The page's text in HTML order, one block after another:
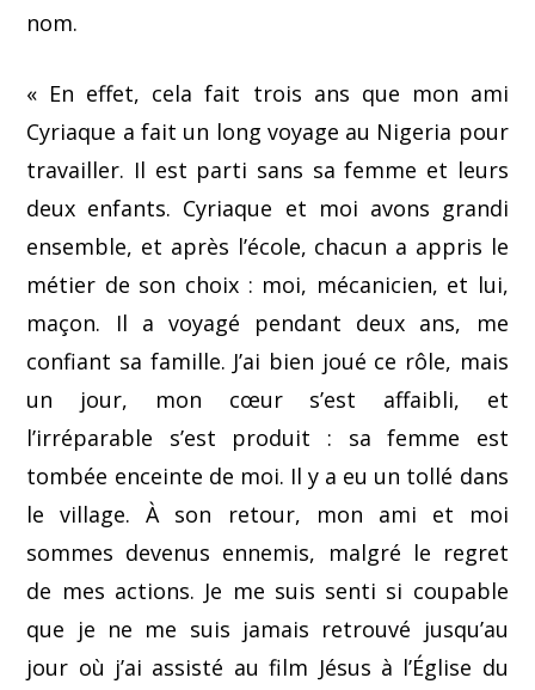
nom.
« En effet, cela fait trois ans que mon ami
Cyriaque a fait un long voyage au Nigeria pour
travailler. Il est parti sans sa femme et leurs
deux enfants. Cyriaque et moi avons grandi
ensemble, et après l’école, chacun a appris le
métier de son choix : moi, mécanicien, et lui,
maçon. Il a voyagé pendant deux ans, me
confiant sa famille. J’ai bien joué ce rôle, mais
un jour, mon cœur s’est affaibli, et
l’irréparable s’est produit : sa femme est
tombée enceinte de moi. Il y a eu un tollé dans
le village. À son retour, mon ami et moi
sommes devenus ennemis, malgré le regret
de mes actions. Je me suis senti si coupable
que je ne me suis jamais retrouvé jusqu’au
jour où j’ai assisté au film Jésus à l’Église du